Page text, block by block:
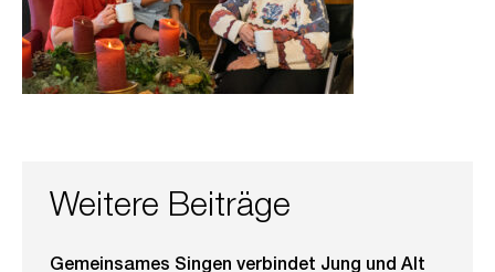
Weitere Beiträge
Gemeinsames Singen verbindet Jung und Alt